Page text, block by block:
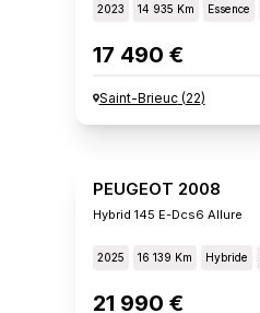
2023 14 935 Km Essence
17 490 €
Saint-Brieuc(22)
PEUGEOT 2008
Hybrid 145 E-Dcs6 Allure
2025 16 139 Km Hybride
21 990 €